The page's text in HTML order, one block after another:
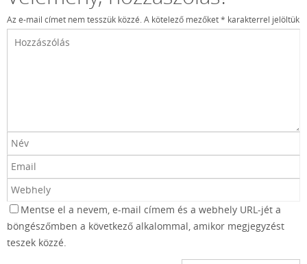
Az e-mail címet nem tesszük közzé.A kötelező mezőket* karakterrel jelöltük
Mentse el a nevem, e-mail címem és a webhely URL-jét a
böngészőmben a következő alkalommal, amikor megjegyzést
teszek közzé.